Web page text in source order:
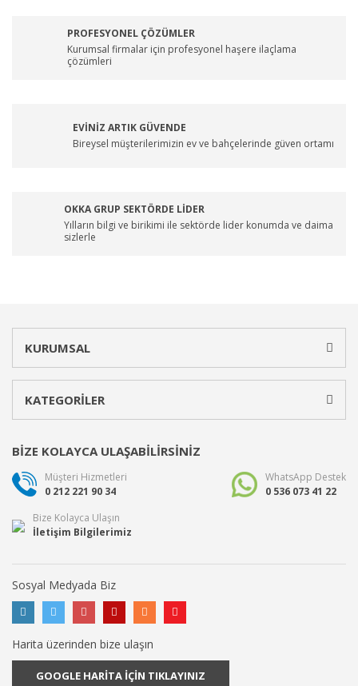
PROFESYONEL ÇÖZÜMLER
Kurumsal firmalar için profesyonel haşere ilaçlama
çözümleri
EVİNİZ ARTIK GÜVENDE
Bireysel müşterilerimizin ev ve bahçelerinde güven ortamı
OKKA GRUP SEKTÖRDE LİDER
Yılların bilgi ve birikimi ile sektörde lider konumda ve daima
sizlerle
KURUMSAL
KATEGORİLER
BİZE KOLAYCA ULAŞABİLİRSİNİZ
Müşteri Hizmetleri
0 212 221 90 34
WhatsApp Destek
0 536 073 41 22
Bize Kolayca Ulaşın
İletişim Bilgilerimiz
Sosyal Medyada Biz
Harita üzerinden bize ulaşın
GOOGLE HARİTA İÇİN TIKLAYINIZ